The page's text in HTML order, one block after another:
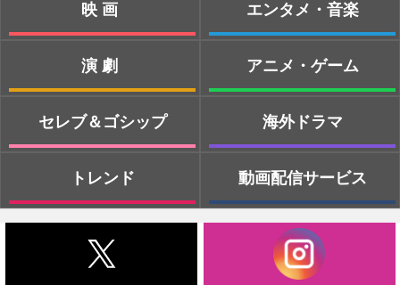
映画
演劇
セレブ＆ゴシップ
トレンド
エンタメ・音楽
アニメ・ゲーム
海外ドラマ
動画配信サービス